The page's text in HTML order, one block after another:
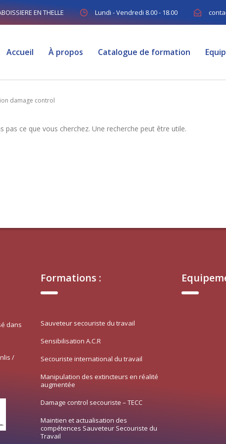
EN THELLE Lundi - Vendredi 8.00 - 18.00
Accueil À propos Catalogue de formation
damage control
ce que vous cherchez. Une recherche peut être utile.
dans
/
Formations :
Sauveteur secouriste du travail
Sensibilisation A.C.R
Secouriste international du travail
Manipulation des extincteurs en réalité
augmentée
Damage control secouriste – TECC
Maintien et actualisation des
compétences Sauveteur Secouriste du
Travail